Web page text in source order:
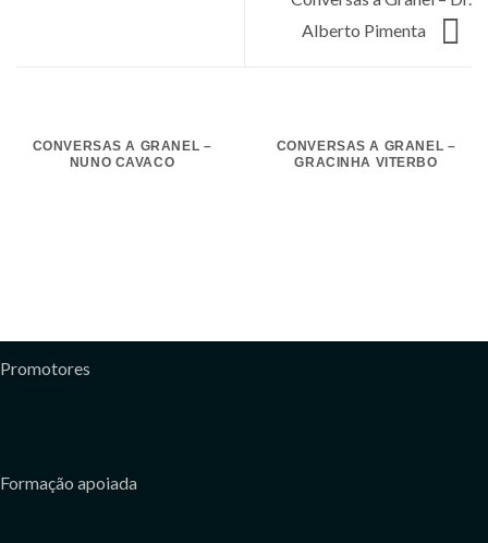
Alberto Pimenta
CONVERSAS A GRANEL –
NUNO CAVACO
CONVERSAS A GRANEL –
GRACINHA VITERBO
Promotores
Formação apoiada